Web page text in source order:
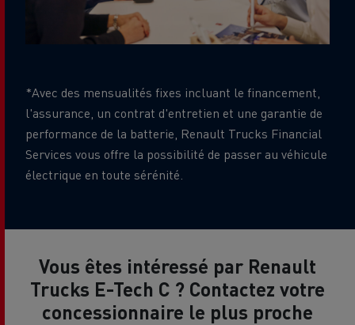
*Avec des mensualités fixes incluant le financement,
l'assurance, un contrat d'entretien et une garantie de
performance de la batterie, Renault Trucks Financial
Services vous offre la possibilité de passer au véhicule
électrique en toute sérénité.
Vous êtes intéressé par Renault
Trucks E-Tech C ? Contactez votre
concessionnaire le plus proche